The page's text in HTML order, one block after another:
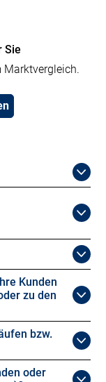
Sie
Marktvergleich.
Kunden
zu den
bzw.
oder